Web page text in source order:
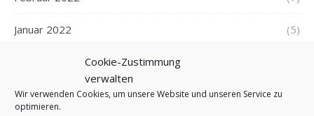
Cookie-Zustimmung
verwalten
Wir verwenden Cookies, um unsere Website und unseren Service zu
optimieren.
Januar 2022 (5)
Dezember 2021
November 2021